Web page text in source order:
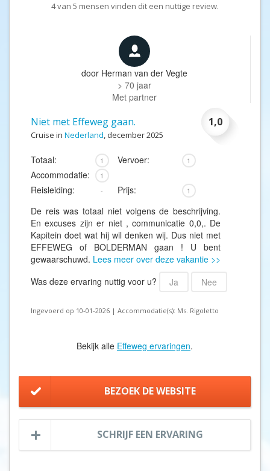
4van 5 mensen vinden dit een nuttige review.
door Herman van der Vegte
> 70 jaar
Met partner
1,0
Niet met Effeweg gaan.
Cruise in Nederland, december 2025
Totaal: 1 Vervoer: 1
Accommodatie: 1
Reisleiding: - Prijs: 1
De reis was totaal niet volgens de beschrijving.
En excuses zijn er niet , communicatie 0,0,. De
Kapitein doet wat hij wil denken wij. Dus niet met
EFFEWEG of BOLDERMAN gaan ! U bent
gewaarschuwd. Lees meer over deze vakantie >>
Was deze ervaring nuttig voor u?
Ja Nee
Ingevoerd op 10-01-2026 | Accommodatie(s): Ms. Rigoletto
Bekijk alle Effeweg ervaringen.
BEZOEK DE WEBSITE
SCHRIJF EEN ERVARING